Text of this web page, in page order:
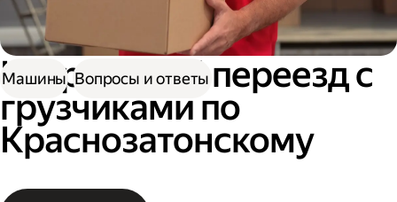
Квартирный переезд с
грузчиками по
Краснозатонскому
Машины Вопросы и ответы